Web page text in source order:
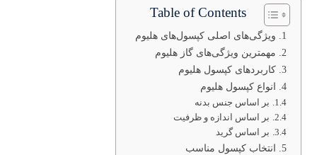
Table of Contents
ویژگی‌های اصلی کپسول‌های هلیوم
مهمترین ویژگی‌های گاز هلیوم
کاربردهای کپسول هلیوم
انواع کپسول هلیوم
بر اساس جنس بدنه
بر اساس اندازه و ظرفیت
بر اساس گرید
انتخاب کپسول مناسب